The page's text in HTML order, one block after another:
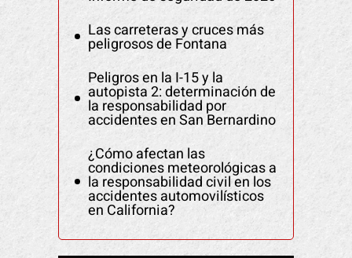
Las carreteras y cruces más
peligrosos de Fontana
Peligros en la I-15 y la
autopista 2: determinación de
la responsabilidad por
accidentes en San Bernardino
¿Cómo afectan las
condiciones meteorológicas a
la responsabilidad civil en los
accidentes automovilísticos
en California?